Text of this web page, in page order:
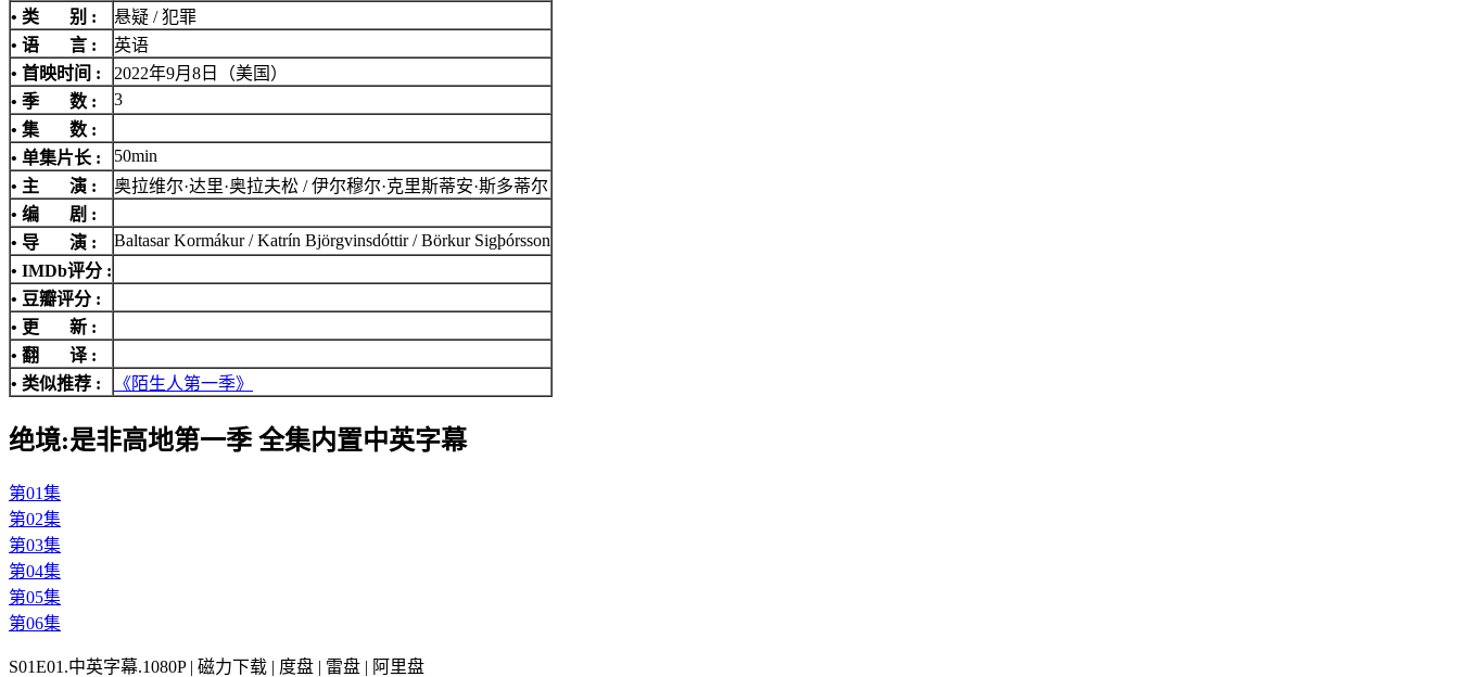
• 类 别 :
悬疑 / 犯罪
• 语 言 :
英语
• 首映时间 :
2022年9月8日（美国）
• 季 数 :
3
• 集 数 :
• 单集片长 :
50min
• 主 演 :
奥拉维尔·达里·奥拉夫松 / 伊尔穆尔·克里斯蒂安·斯多蒂尔
• 编 剧 :
• 导 演 :
Baltasar Kormákur / Katrín Björgvinsdóttir / Börkur Sigþórsson
• IMDb评分 :
• 豆瓣评分 :
• 更 新 :
• 翻 译 :
• 类似推荐 :
《陌生人第一季》
绝境:是非高地第一季 全集内置中英字幕
第01集
第02集
第03集
第04集
第05集
第06集
S01E01.中英字幕.1080P | 磁力下载 | 度盘 | 雷盘 | 阿里盘